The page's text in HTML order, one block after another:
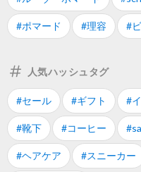
#ポマード #理容 #
人気ハッシュタグ
#セール #ギフト #
#靴下 #コーヒー
#ヘアケア #スニーカー